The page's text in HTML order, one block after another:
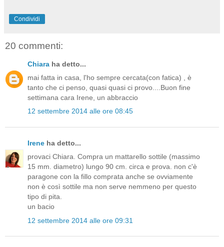
Condividi
20 commenti:
Chiara ha detto...
mai fatta in casa, l'ho sempre cercata(con fatica) , è
tanto che ci penso, quasi quasi ci provo....Buon fine
settimana cara Irene, un abbraccio
12 settembre 2014 alle ore 08:45
Irene ha detto...
provaci Chiara. Compra un mattarello sottile (massimo
15 mm. diametro) lungo 90 cm. circa e prova. non c'è
paragone con la fillo comprata anche se ovviamente
non è così sottile ma non serve nemmeno per questo
tipo di pita.
un bacio
12 settembre 2014 alle ore 09:31